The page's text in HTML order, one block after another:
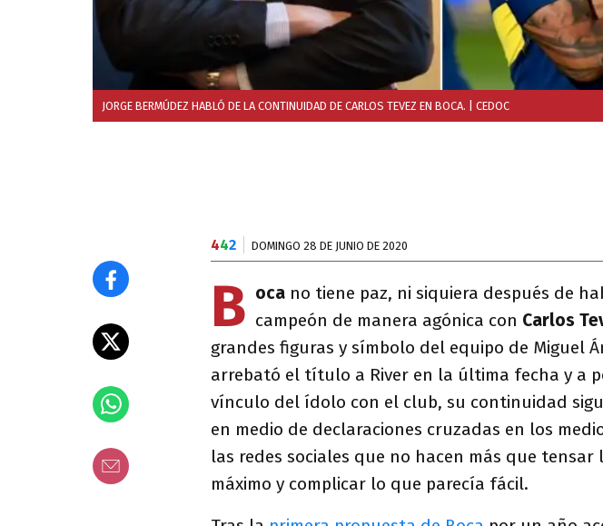
JORGE BERMÚDEZ HABLÓ DE LA CONTINUIDAD DE CARLOS TEVEZ EN BOCA. | CEDOC
442 DOMINGO 28 DE JUNIO DE 2020
B oca no tiene paz, ni siquiera después de
campeón de manera agónica con Carlos
grandes figuras y símbolo del equipo de Miguel
arrebató el título a River en la última fecha y a
vínculo del ídolo con el club, su continuidad
en medio de declaraciones cruzadas en los
las redes sociales que no hacen más que tensar
máximo y complicar lo que parecía fácil.